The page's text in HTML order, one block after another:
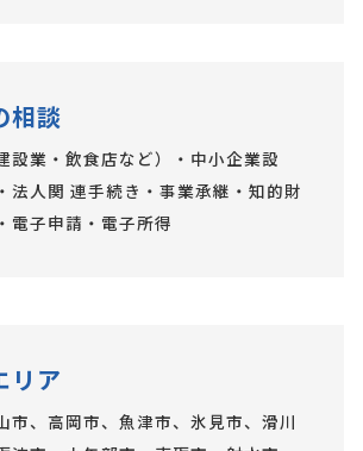
相談
設業・飲食店など）・中小企業設
法人関 連手続き・事業承継・知的財
電子申請・電子所得
リア
、高岡市、魚津市、氷見市、滑川